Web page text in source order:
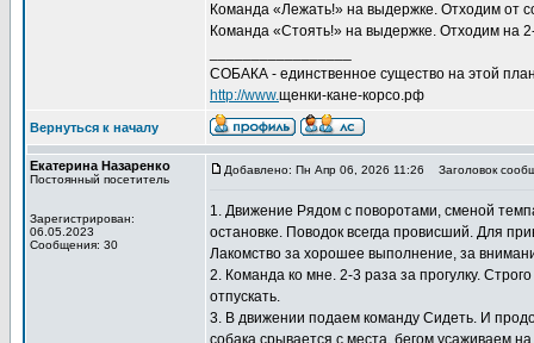
Команда «Лежать!» на выдержке. Отходим от
Команда «Стоять!» на выдержке. Отходим на
СОБАКА - единственное существо на этой
http://www.щенки-кане-корсо.рф
Вернуться к началу
Екатерина Назаренко
Постоянный посетитель
Зарегистрирован:
06.05.2023
Сообщения: 30
Добавлено: Пн Апр 06, 2026 11:26 Заголовок
1. Движение Рядом с поворотами, сменой
остановке. Поводок всегда провисший. Для
Лакомство за хорошее выполнение, за
2. Команда ко мне. 2-3 раза за прогулку.
отпускать.
3. В движении подаем команду Сидеть. И
собака срывается с места, бегом усаживаем